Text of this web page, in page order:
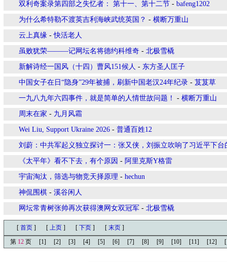
双利奇案录第四部之失忆者： 第十一、第十二节 - bafeng1202
为什么希特勒不渡英吉利海峡武统英国？ - 横断万重山
云上真缘 -快活老人
虽败犹荣———记网坛名将德约科维奇 - 北极雪橇
新解诗经一国风（十四）曹风151候人 - 东方圣人匡子
中国女子在日“隐身”29年被捕，刷新中国老汉24年纪录 - 芨芨草
一九八九年六四事件，就是简单的人情世故问题！ - 横断万重山
周末在家 - 九月风霜
Wei Liu, Support Ukraine 2026 - 普通百姓12
刘蔚：中共军起义独立探讨一：张又侠，刘振立吹响了习近平下台
《太平年》看不下去，有个原因 - 阿里克斯Y格雷
宇宙淘汰，筛选与物竞天择原理 - hechun
神侃围棋 - 溪谷闲人
网坛常青树张帅再次获得澳网女双冠军 - 北极雪橇
[ 首页 ] [ 上页 ] [ 下页 ] [ 末页 ]
第 12 页 [1] [2] [3] [4] [5] [6] [7] [8] [9] [10] [11] [12]